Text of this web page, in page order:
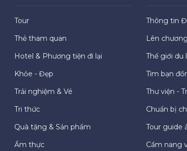
Tour
Thẻ tham quan
Hotel & Phương tiện đi lại
Khỏe - Đẹp
Trải nghiệm & Vé
Tri thức
Quà tặng & Sản phẩm
Ẩm thực
Thông tin
Lên
Thế giới du
Tìm bạn
Thư viện -
Chuẩn bị
Tour guide
Cẩm nang